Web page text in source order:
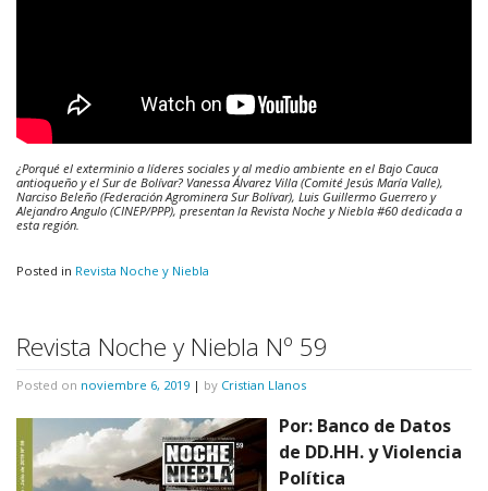
¿Porqué el exterminio a líderes sociales y al medio ambiente en el Bajo Cauca
antioqueño y el Sur de Bolívar? Vanessa Álvarez Villa (Comité Jesús María Valle),
Narciso Beleño (Federación Agrominera Sur Bolívar), Luis Guillermo Guerrero y
Alejandro Angulo (CINEP/PPP), presentan la Revista Noche y Niebla #60 dedicada a
esta región.
Posted in Revista Noche y Niebla
Revista Noche y Niebla Nº 59
Posted on noviembre 6, 2019 | by Cristian Llanos
Por: Banco de Datos
de DD.HH. y Violencia
Política